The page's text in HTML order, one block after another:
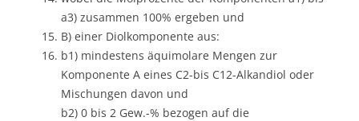
a3) zusammen 100% ergeben und
B) einer Diolkomponente aus:
b1) mindestens äquimolare Mengen zur
Komponente A eines C2-bis C12-Alkandiol oder
Mischungen davon und
b2) 0 bis 2 Gew.-% bezogen auf die